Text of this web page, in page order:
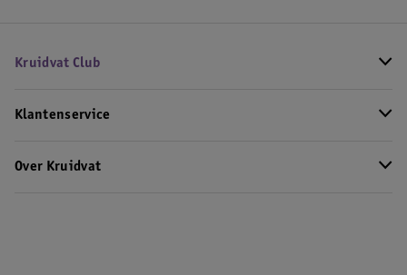
Kruidvat Club
Klantenservice
Over Kruidvat